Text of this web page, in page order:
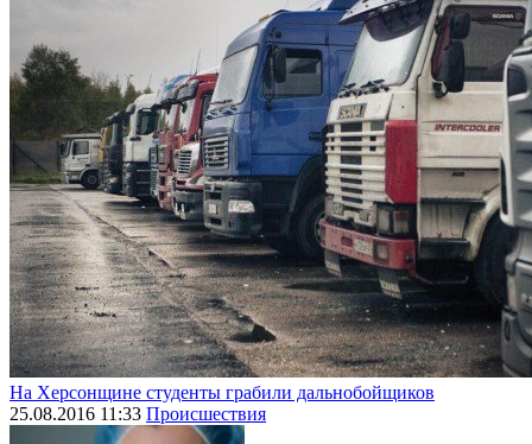
На Херсонщине студенты грабили дальнобойщиков
25.08.2016 11:33 Происшествия